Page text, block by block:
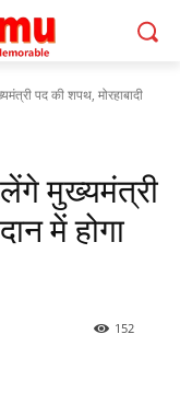
पद की शपथ, मोरहाबादी
मुख्यमंत्री
में होगा
152